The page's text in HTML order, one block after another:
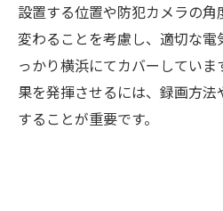
設置する位置や防犯カメラの角
変わることを考慮し、適切な
っかり横浜にてカバーしてい
果を発揮させるには、録画方
することが重要です。